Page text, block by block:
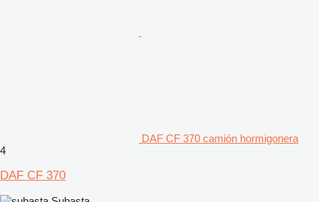
DAF CF 370 camión hormigonera
4
DAF CF 370